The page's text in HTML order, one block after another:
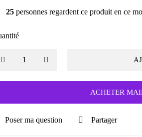
25 personnes regardent ce produit en ce
ACHETER
Poser ma question Partager